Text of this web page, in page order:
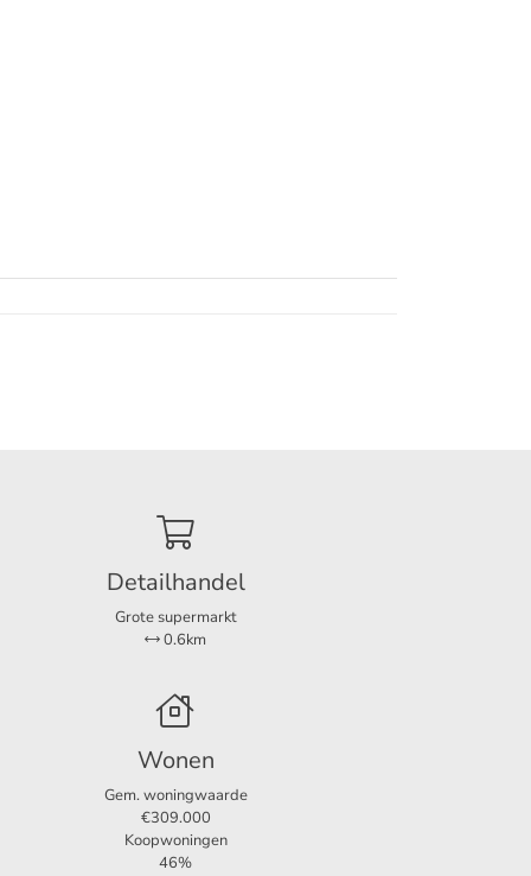
Detailhandel
Grote supermarkt
0.6km
Wonen
Gem. woningwaarde
€309.000
Koopwoningen
46%